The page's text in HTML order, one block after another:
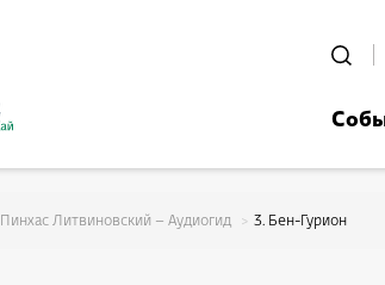
Пинхас Литвиновский – Аудиогид 3. Бен-Гурион- דף משוכפל